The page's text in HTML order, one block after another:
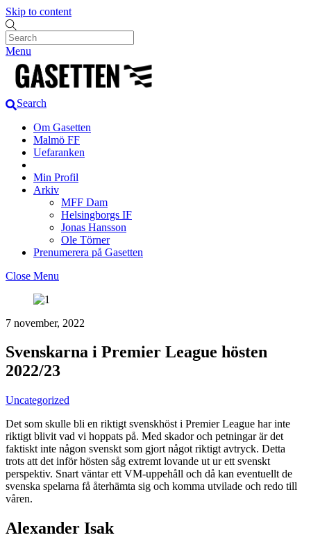
Skip to content
Menu
Search
Om Gasetten
Malmö FF
Uefaranken
Min Profil
Arkiv
MFF Dam
Helsingborgs IF
Jonas Hansson
Ole Törner
Prenumerera på Gasetten
Close Menu
7 november, 2022
Svenskarna i Premier League hösten
2022/23
Uncategorized
Det som skulle bli en riktigt svenskhöst i Premier League har inte
riktigt blivit vad vi hoppats på. Med skador och petningar är det
faktiskt inte någon svenskt som gjort något riktigt avtryck. Detta
trots att det inför hösten såg extremt lovande ut ur ett svenskt
perspektiv. Snart väntar ett VM-uppehåll och då kan eventuellt de
svenska spelarna få återhämta sig och komma utvilade och redo till
våren.
Alexander Isak